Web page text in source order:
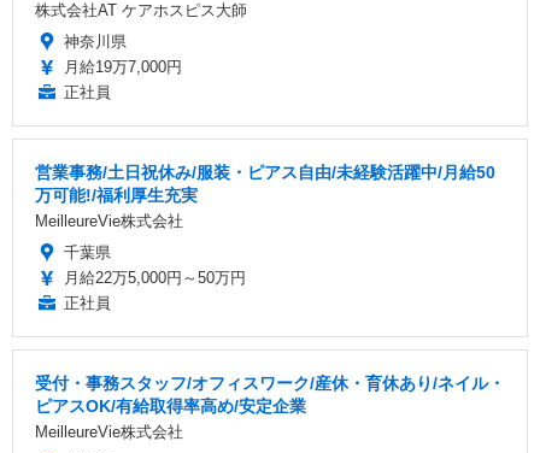
株式会社AT ケアホスピス大師
神奈川県
月給19万7,000円
正社員
営業事務/土日祝休み/服装・ピアス自由/未経験活躍中/月給50
万可能!/福利厚生充実
MeilleureVie株式会社
千葉県
月給22万5,000円～50万円
正社員
受付・事務スタッフ/オフィスワーク/産休・育休あり/ネイル・
ピアスOK/有給取得率高め/安定企業
MeilleureVie株式会社